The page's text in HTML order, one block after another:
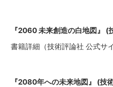
『2060 未来創造の白地図』
書籍詳細（技術評論社 公式サ
『2080年への未来地図』 (技